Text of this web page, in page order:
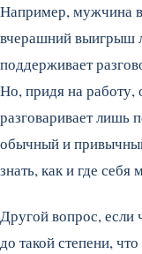
Например, мужчина
вчерашний выигрыш
поддерживает
Но, придя на работу,
разговаривает лишь
обычный и
знать, как и где себя
Другой вопрос, если
до такой степени,